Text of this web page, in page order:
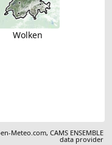
Wolken
Meteo.com,CAMS ENSEMBLE
data provider